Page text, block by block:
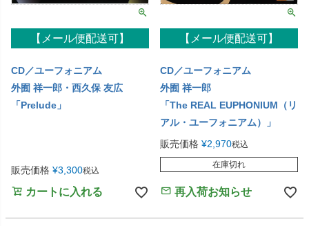
【メール便配送可】
CD／ユーフォニアム
外囿 祥一郎・西久保 友広
「Prelude」
販売価格 ¥3,300税込
カートに入れる
【メール便配送可】
CD／ユーフォニアム
外囿 祥一郎
「The REAL EUPHONIUM（リ
アル・ユーフォニアム）」
販売価格 ¥2,970税込
在庫切れ
再入荷お知らせ